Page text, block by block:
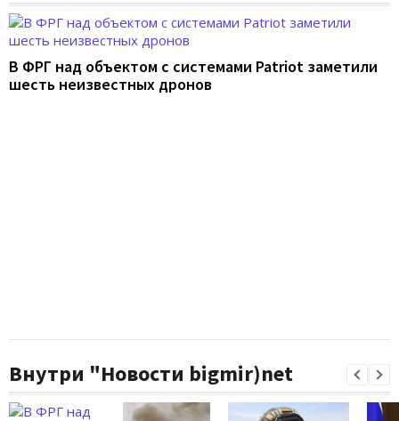
В ФРГ над объектом с системами Patriot заметили
шесть неизвестных дронов
Внутри "Новости bigmir)net